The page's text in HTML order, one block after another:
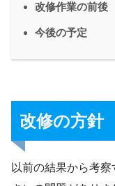
改修作業の前後
今後の予定
改修の方針
以前の結果から考